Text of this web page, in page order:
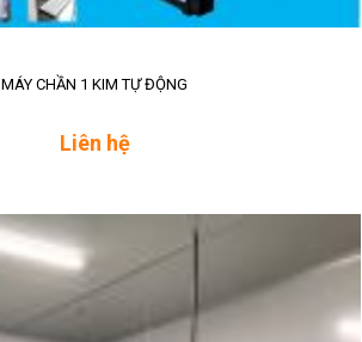
MÁY CHẦN 1 KIM TỰ ĐỘNG
Liên hệ